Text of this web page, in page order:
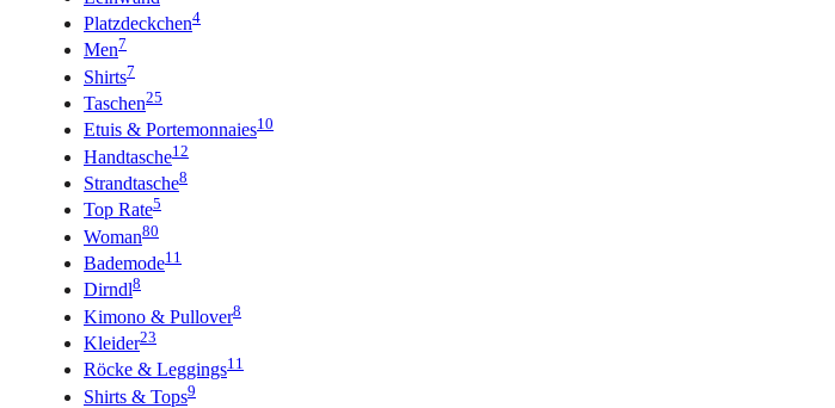
Platzdeckchen4
Men7
Shirts7
Taschen25
Etuis & Portemonnaies10
Handtasche12
Strandtasche8
Top Rate5
Woman80
Bademode11
Dirndl8
Kimono & Pullover8
Kleider23
Röcke & Leggings11
Shirts & Tops9